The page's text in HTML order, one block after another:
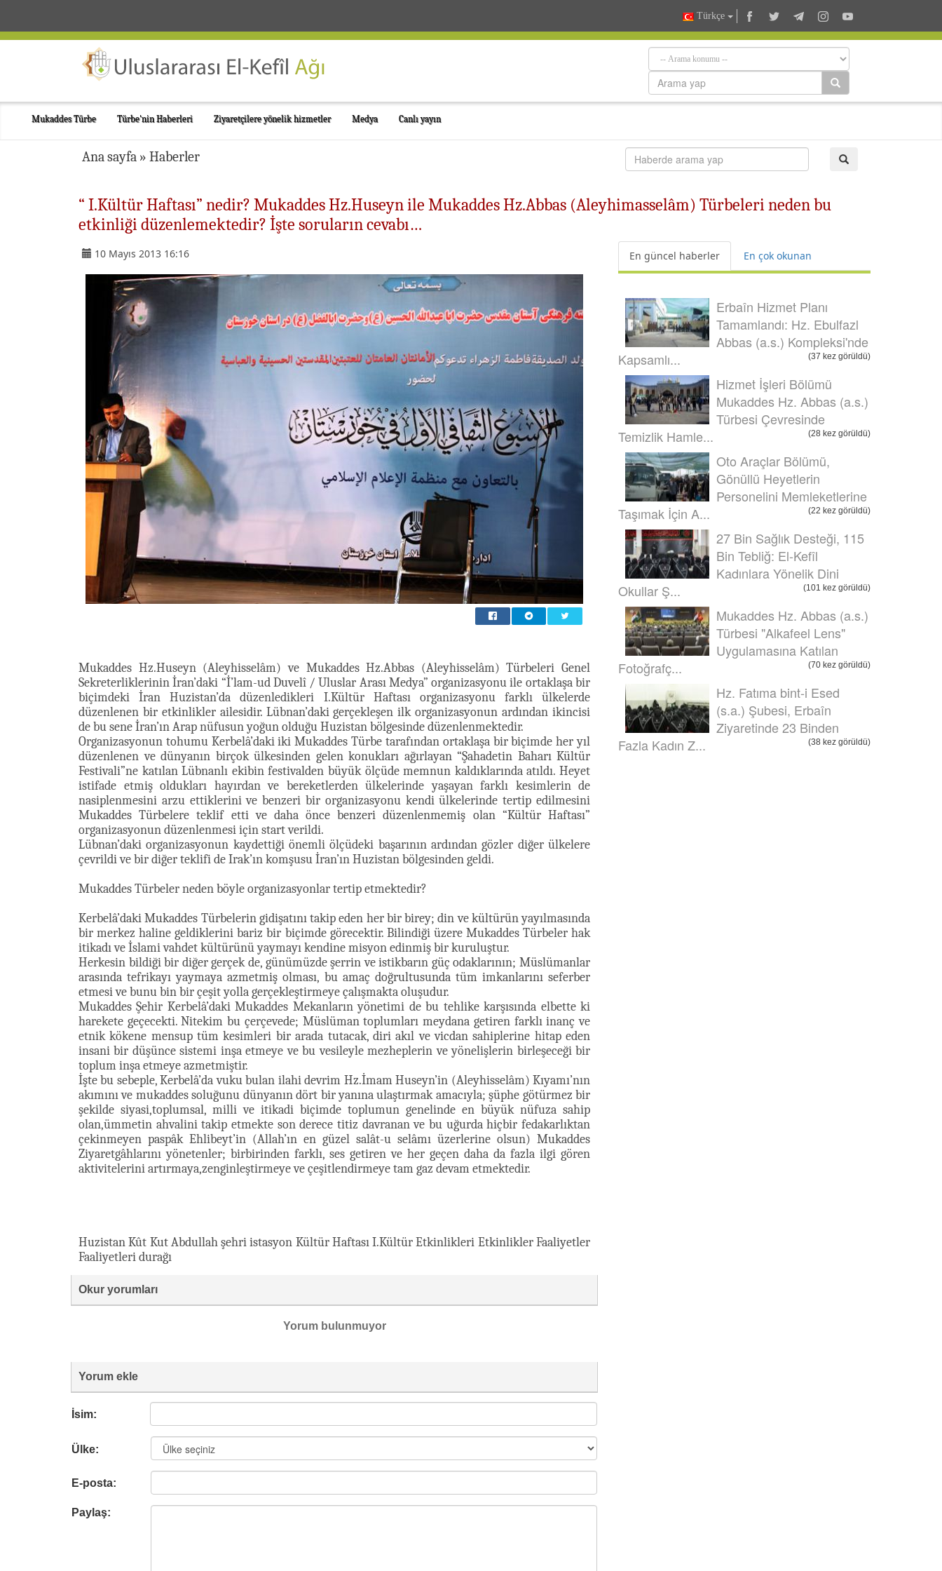
Türkçe
Mukaddes Türbe Türbe'nin Haberleri Ziyaretçilere yönelik hizmetler Medya Canlı yayın
Ana sayfa » Haberler
“ I.Kültür Haftası” nedir? Mukaddes Hz.Huseyn ile Mukaddes Hz.Abbas (Aleyhimasselâm) Türbeleri neden bu
etkinliği düzenlemektedir? İşte soruların cevabı…
10 Mayıs 2013 16:16
Mukaddes Hz.Huseyn (Aleyhisselâm) ve Mukaddes Hz.Abbas (Aleyhisselâm) Türbeleri Genel
Sekreterliklerinin İran’daki “İ’lam-ud Duvelî / Uluslar Arası Medya” organizasyonu ile ortaklaşa bir
biçimdeki İran Huzistan’da düzenledikleri I.Kültür Haftası organizasyonu farklı ülkelerde
düzenlenen bir etkinlikler ailesidir. Lübnan’daki gerçekleşen ilk organizasyonun ardından ikincisi
de bu sene İran’ın Arap nüfusun yoğun olduğu Huzistan bölgesinde düzenlenmektedir.
Organizasyonun tohumu Kerbelâ’daki iki Mukaddes Türbe tarafından ortaklaşa bir biçimde her yıl
düzenlenen ve dünyanın birçok ülkesinden gelen konukları ağırlayan “Şahadetin Baharı Kültür
Festivali”ne katılan Lübnanlı ekibin festivalden büyük ölçüde memnun kaldıklarında atıldı. Heyet
istifade etmiş oldukları hayırdan ve bereketlerden ülkelerinde yaşayan farklı kesimlerin de
nasiplenmesini arzu ettiklerini ve benzeri bir organizasyonu kendi ülkelerinde tertip edilmesini
Mukaddes Türbelere teklif etti ve daha önce benzeri düzenlenmemiş olan “Kültür Haftası”
organizasyonun düzenlenmesi için start verildi.
Lübnan’daki organizasyonun kaydettiği önemli ölçüdeki başarının ardından gözler diğer ülkelere
çevrildi ve bir diğer teklifi de Irak’ın komşusu İran’ın Huzistan bölgesinden geldi.
Mukaddes Türbeler neden böyle organizasyonlar tertip etmektedir?
Kerbelâ’daki Mukaddes Türbelerin gidişatını takip eden her bir birey; din ve kültürün yayılmasında
bir merkez haline geldiklerini bariz bir biçimde görecektir. Bilindiği üzere Mukaddes Türbeler hak
itikadı ve İslami vahdet kültürünü yaymayı kendine misyon edinmiş bir kuruluştur.
Herkesin bildiği bir diğer gerçek de, günümüzde şerrin ve istikbarın güç odaklarının; Müslümanlar
arasında tefrikayı yaymaya azmetmiş olması, bu amaç doğrultusunda tüm imkanlarını seferber
etmesi ve bunu bin bir çeşit yolla gerçekleştirmeye çalışmakta oluşudur.
Mukaddes Şehir Kerbelâ’daki Mukaddes Mekanların yönetimi de bu tehlike karşısında elbette ki
harekete geçecekti. Nitekim bu çerçevede; Müslüman toplumları meydana getiren farklı inanç ve
etnik kökene mensup tüm kesimleri bir arada tutacak, diri akıl ve vicdan sahiplerine hitap eden
insani bir düşünce sistemi inşa etmeye ve bu vesileyle mezheplerin ve yönelişlerin birleşeceği bir
toplum inşa etmeye azmetmiştir.
İşte bu sebeple, Kerbelâ’da vuku bulan ilahi devrim Hz.İmam Huseyn’in (Aleyhisselâm) Kıyamı’nın
akımını ve mukaddes soluğunu dünyanın dört bir yanına ulaştırmak amacıyla; şüphe götürmez bir
şekilde siyasi,toplumsal, milli ve itikadi biçimde toplumun genelinde en büyük nüfuza sahip
olan,ümmetin ahvalini takip etmekte son derece titiz davranan ve bu uğurda hiçbir fedakarlıktan
çekinmeyen paspâk Ehlibeyt’in (Allah’ın en güzel salât-u selâmı üzerlerine olsun) Mukaddes
Ziyaretgâhlarını yönetenler; birbirinden farklı, ses getiren ve her geçen daha da fazla ilgi gören
aktivitelerini artırmaya,zenginleştirmeye ve çeşitlendirmeye tam gaz devam etmektedir.
Huzistan Kût Kut Abdullah şehri istasyon Kültür Haftası I.Kültür Etkinlikleri Etkinlikler Faaliyetler
Faaliyetleri durağı
Okur yorumları
Yorum bulunmuyor
Yorum ekle
İsim:
Ülke:
E-posta:
Paylaş:
En güncel haberler En çok okunan
Erbaîn Hizmet Planı
Tamamlandı: Hz. Ebulfazl
Abbas (a.s.) Kompleksi'nde
Kapsamlı...
(37 kez görüldü)
Hizmet İşleri Bölümü
Mukaddes Hz. Abbas (a.s.)
Türbesi Çevresinde
Temizlik Hamle...
(28 kez görüldü)
Oto Araçlar Bölümü,
Gönüllü Heyetlerin
Personelini Memleketlerine
Taşımak İçin A...
(22 kez görüldü)
27 Bin Sağlık Desteği, 115
Bin Tebliğ: El-Kefîl
Kadınlara Yönelik Dini
Okullar Ş...
(101 kez görüldü)
Mukaddes Hz. Abbas (a.s.)
Türbesi "Alkafeel Lens"
Uygulamasına Katılan
Fotoğrafç...
(70 kez görüldü)
Hz. Fatıma bint-i Esed
(s.a.) Şubesi, Erbaîn
Ziyaretinde 23 Binden
Fazla Kadın Z...
(38 kez görüldü)